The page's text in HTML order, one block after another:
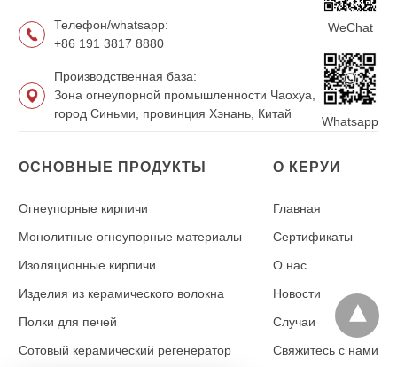
Телефон/whatsapp:
+86 191 3817 8880
Производственная база:
Зона огнеупорной промышленности Чаохуа,
город Синьми, провинция Хэнань, Китай
WeChat
Whatsapp
ОСНОВНЫЕ ПРОДУКТЫ
Огнеупорные кирпичи
Монолитные огнеупорные материалы
Изоляционные кирпичи
Изделия из керамического волокна
Полки для печей
Сотовый керамический регенератор
О КЕРУИ
Главная
Сертификаты
О нас
Новости
Случаи
Свяжитесь с нами